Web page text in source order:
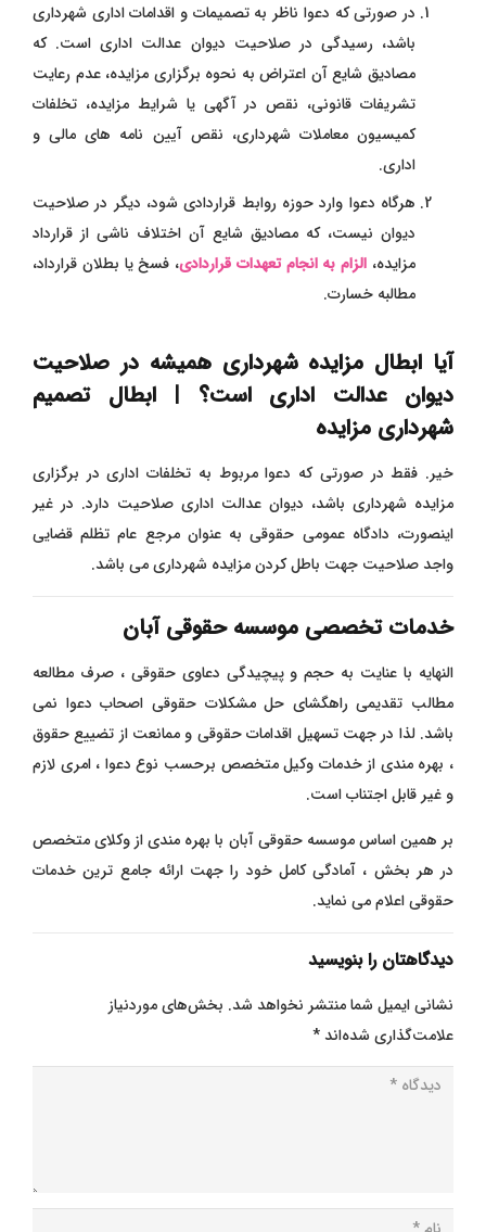
در صورتی که دعوا ناظر به تصمیمات و اقدامات اداری شهرداری
باشد، رسیدگی در صلاحیت دیوان عدالت اداری است. که
مصادیق شایع آن اعتراض به نحوه برگزاری مزایده، عدم رعایت
تشریفات قانونی، نقص در آگهی یا شرایط مزایده، تخلفات
کمیسیون معاملات شهرداری، نقص آیین نامه های مالی و
اداری.
هرگاه دعوا وارد حوزه روابط قراردادی شود، دیگر در صلاحیت
دیوان نیست، که مصادیق شایع آن اختلاف ناشی از قرارداد
مزایده، الزام به انجام تعهدات قراردادی، فسخ یا بطلان قرارداد،
مطالبه خسارت.
آیا ابطال مزایده شهرداری همیشه در صلاحیت
دیوان عدالت اداری است؟ | ابطال تصمیم
شهرداری مزایده
خیر. فقط در صورتی که دعوا مربوط به تخلفات اداری در برگزاری
مزایده شهرداری باشد، دیوان عدالت اداری صلاحیت دارد. در غیر
اینصورت، دادگاه عمومی حقوقی به عنوان مرجع عام تظلم قضایی
واجد صلاحیت جهت باطل کردن مزایده شهرداری می باشد.
خدمات تخصصی موسسه حقوقی آبان
النهایه با عنایت به حجم و پیچیدگی دعاوی حقوقی ، صرف مطالعه
مطالب تقدیمی راهگشای حل مشکلات حقوقی اصحاب دعوا نمی
باشد. لذا در جهت تسهیل اقدامات حقوقی و ممانعت از تضییع حقوق
، بهره مندی از خدمات وکیل متخصص برحسب نوع دعوا ، امری لازم
و غیر قابل اجتناب است.
بر همین اساس موسسه حقوقی آبان با بهره مندی از وکلای متخصص
در هر بخش ، آمادگی کامل خود را جهت ارائه جامع ترین خدمات
حقوقی اعلام می نماید.
دیدگاهتان را بنویسید
نشانی ایمیل شما منتشر نخواهد شد. بخش‌های موردنیاز
علامت‌گذاری شده‌اند*